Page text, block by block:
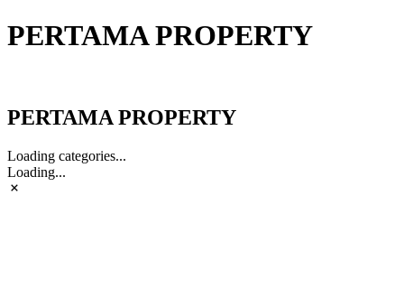
PERTAMA PROPERTY
PERTAMA PROPERTY
Loading categories...
Loading...